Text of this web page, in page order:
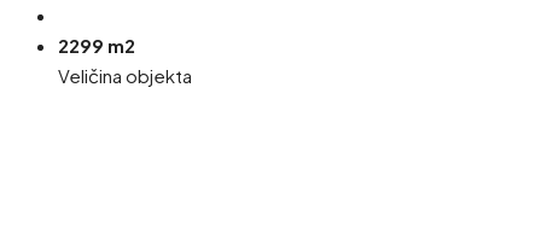
2299 m2
Veličina objekta